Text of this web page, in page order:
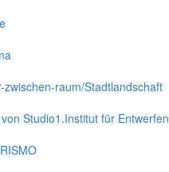
zwischen-raum/Stadtlandschaft
Studio1.Institut für Entwerfen